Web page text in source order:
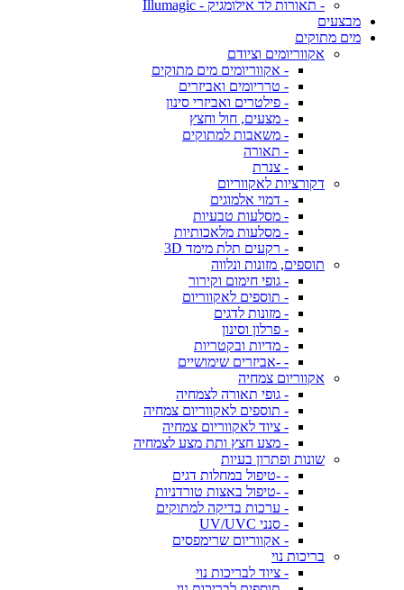
- תאורות לד אילומגיק - Illumagic
מבצעים
מים מתוקים
אקווריומים וציודם
- אקווריומים מים מתוקים
- טרריומים ואביזרים
- פילטרים ואביזרי סינון
- מצעים, חול וחצץ
- משאבות למתוקים
- תאורה
- צנרת
דקורציות לאקווריום
- דמוי אלמוגים
- מסלעות טבעיות
- מסלעות מלאכותיות
- רקעים תלת מימד 3D
תוספים, מזונות ונלווה
- גופי חימום וקירור
- תוספים לאקווריום
- מזונות לדגים
- פרלון וסינון
- מדיות ובקטריות
- -אביזרים שימושיים
אקווריום צמחיה
- גופי תאורה לצמחיה
- תוספים לאקווריום צמחיה
- ציוד לאקווריום צמחיה
- מצע חצץ ותת מצע לצמחיה
שונות ופתרון בעיות
- -טיפול במחלות דגים
- -טיפול באצות טורדניות
- ערכות בדיקה למתוקים
- סנני UV/UVC
- אקווריום שרימפסים
בריכות נוי
- ציוד לבריכות נוי